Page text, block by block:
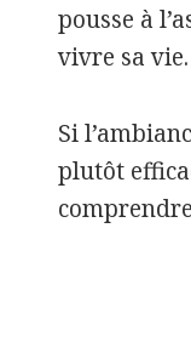
pousse à
vivre sa vie.
Si
plutôt